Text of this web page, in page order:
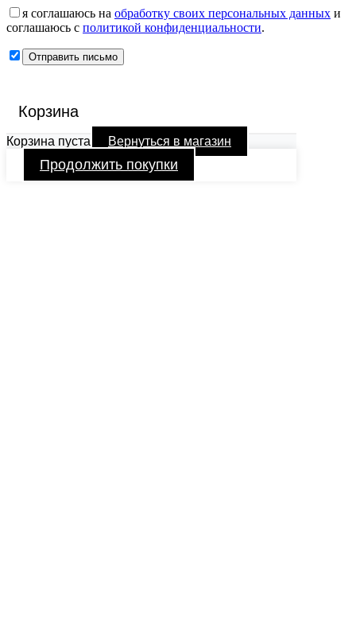
я соглашаюсь на обработку своих персональных данных и
соглашаюсь с политикой конфиденциальности.
Корзина
Корзина пуста Вернуться в магазин
Продолжить покупки